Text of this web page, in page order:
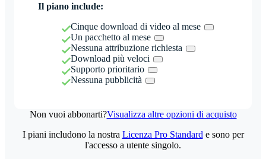
Il piano include:
Cinque download di video al mese
Un pacchetto al mese
Nessuna attribuzione richiesta
Download più veloci
Supporto prioritario
Nessuna pubblicità
Non vuoi abbonarti?Visualizza altre opzioni di acquisto
I piani includono la nostra Licenza Pro Standard e sono per
l'accesso a utente singolo.